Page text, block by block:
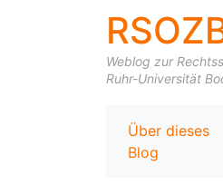
Weblog zur
Ruhr-Universität
Über dieses
Blog